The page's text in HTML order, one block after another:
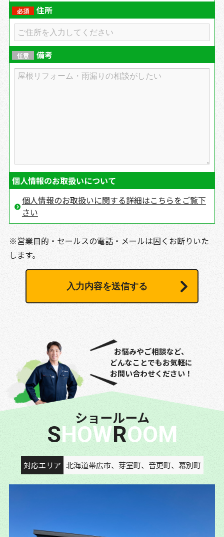
必須 住所
任意 備考
個人情報のお取扱いについて
個人情報のお取扱いに関する詳細はこちらをご覧下
さい
※営業目的・セールスの電話・メールは固くお断りいた
します。
お悩みやご相談など、
どんなことでもお気軽に
お問い合わせください！
ショールーム
SHOW ROOM
対応エリア 北海道帯広市、芽室町、音更町、幕別町